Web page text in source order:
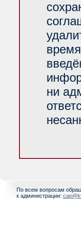
ни
По всем вопросам
к администрации: